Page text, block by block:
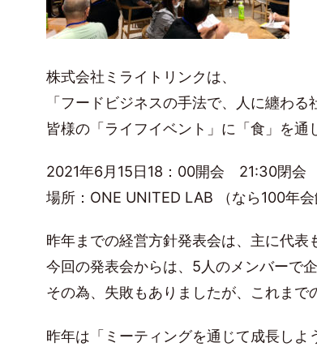
株式会社ミライトリンクは、
「フードビジネスの手法で、人に纏わ
皆様の「ライフイベント」に「食」を通
2021年6月15日18：00開会 21:30閉会
場所：ONE UNITED LAB （なら100年会
昨年までの経営方針発表会は、主に代表
今回の発表会からは、5人のメンバーで
その為、失敗もありましたが、これまで
昨年は「ミーティングを通じて成長し